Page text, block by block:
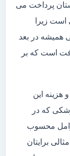
پرداخت می
زیرا
همیشه در بعد
است که بر
هزینه این
که در
محسوب
برایتان